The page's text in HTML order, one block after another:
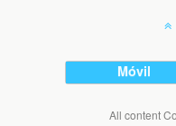
Móvil
All content